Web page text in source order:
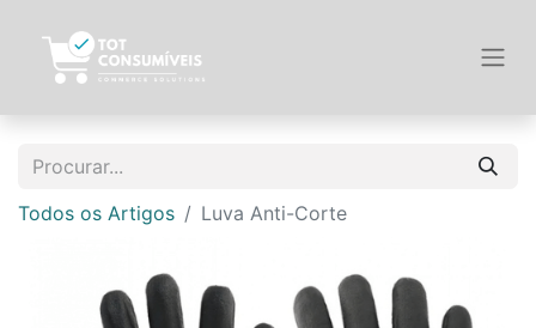
Todos os Artigos Luva Anti-Corte